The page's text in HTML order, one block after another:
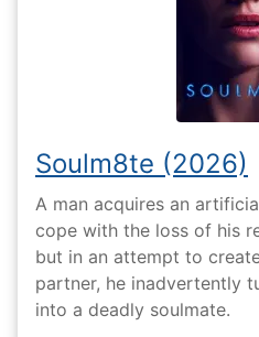
Soulm8te (2026)
A man acquires an
cope with the loss of his
but in an attempt to
partner, he inadvertently
into a deadly soulmate.